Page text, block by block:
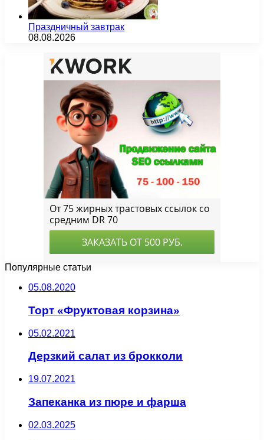
Праздничный завтрак
08.08.2026
Популярные статьи
05.08.2020
Торт «Фруктовая корзина»
05.02.2021
Дерзкий салат из брокколи
19.07.2021
Запеканка из пюре и фарша
02.03.2025